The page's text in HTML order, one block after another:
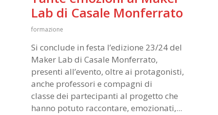
Lab di Casale Monferrato
formazione
Si conclude in festa l’edizione 23/24 del
Maker Lab di Casale Monferrato,
presenti all’evento, oltre ai protagonisti,
anche professori e compagni di
classe dei partecipanti al progetto che
hanno potuto raccontare, emozionati,...